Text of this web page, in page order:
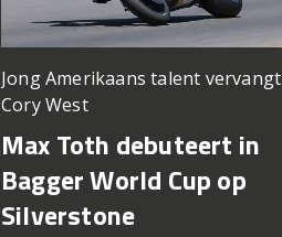
Jong Amerikaans talent vervangt
Cory West
Max Toth debuteert in
Bagger World Cup op
Silverstone